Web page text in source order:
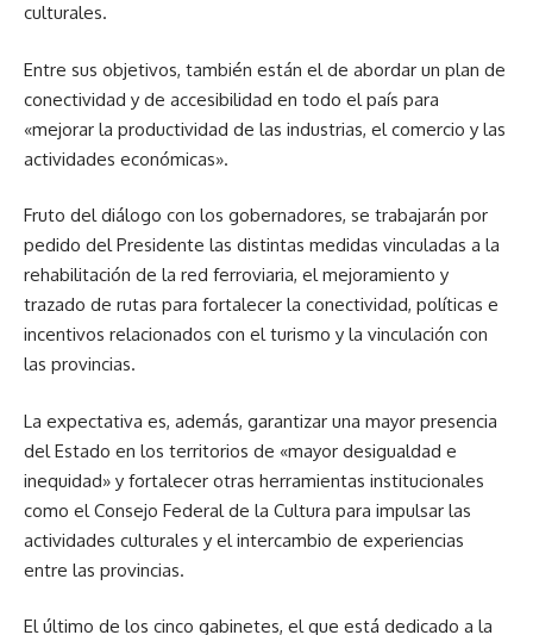
culturales.
Entre sus objetivos, también están el de abordar un plan de
conectividad y de accesibilidad en todo el país para
«mejorar la productividad de las industrias, el comercio y las
actividades económicas».
Fruto del diálogo con los gobernadores, se trabajarán por
pedido del Presidente las distintas medidas vinculadas a la
rehabilitación de la red ferroviaria, el mejoramiento y
trazado de rutas para fortalecer la conectividad, políticas e
incentivos relacionados con el turismo y la vinculación con
las provincias.
La expectativa es, además, garantizar una mayor presencia
del Estado en los territorios de «mayor desigualdad e
inequidad» y fortalecer otras herramientas institucionales
como el Consejo Federal de la Cultura para impulsar las
actividades culturales y el intercambio de experiencias
entre las provincias.
El último de los cinco gabinetes, el que está dedicado a la